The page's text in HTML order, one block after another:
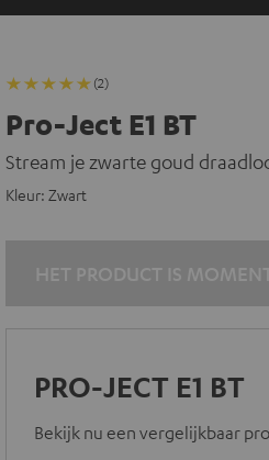
(2)
Pro-Ject E1 BT
Stream je zwarte goud
Kleur: Zwart
PRO-JECT E1 BT
Bekijk nu een vergelijkbaar